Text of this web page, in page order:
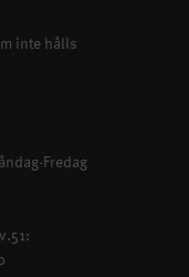
inte hålls
Fredag